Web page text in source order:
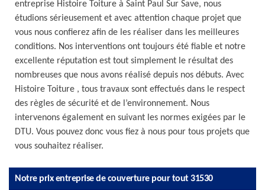
entreprise Histoire Toiture à Saint Paul Sur Save, nous
étudions sérieusement et avec attention chaque projet que
vous nous confierez afin de les réaliser dans les meilleures
conditions. Nos interventions ont toujours été fiable et notre
excellente réputation est tout simplement le résultat des
nombreuses que nous avons réalisé depuis nos débuts. Avec
Histoire Toiture , tous travaux sont effectués dans le respect
des règles de sécurité et de l’environnement. Nous
intervenons également en suivant les normes exigées par le
DTU. Vous pouvez donc vous fiez à nous pour tous projets que
vous souhaitez réaliser.
Notre prix entreprise de couverture pour tout 31530